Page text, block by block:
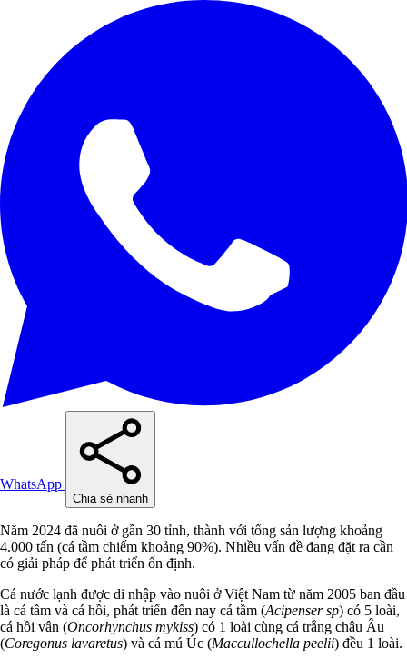
WhatsApp
Chia sẻ nhanh
Năm 2024 đã nuôi ở gần 30 tỉnh, thành với tổng sản lượng khoảng
4.000 tấn (cá tầm chiếm khoảng 90%). Nhiều vấn đề đang đặt ra cần
có giải pháp để phát triển ổn định.
Cá nước lạnh được di nhập vào nuôi ở Việt Nam từ năm 2005 ban đầu
là cá tầm và cá hồi, phát triển đến nay cá tầm (Acipenser sp) có 5 loài,
cá hồi vân (Oncorhynchus mykiss) có 1 loài cùng cá trắng châu Âu
(Coregonus lavaretus) và cá mú Úc (Maccullochella peelii) đều 1 loài.